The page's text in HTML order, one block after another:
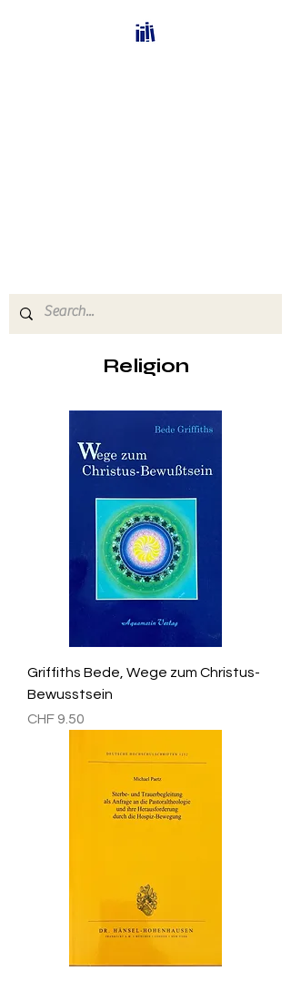
Religion
Griffiths Bede, Wege zum Christus-
Bewusstsein
Preis
CHF 9.50